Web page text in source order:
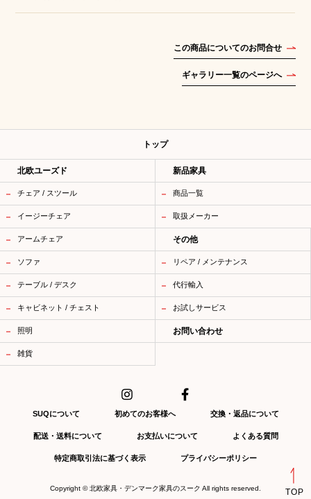
この商品についてのお問合せ
ギャラリー一覧のページへ
トップ
北欧ユーズド
チェア / スツール
イージーチェア
アームチェア
ソファ
テーブル / デスク
キャビネット / チェスト
照明
雑貨
新品家具
商品一覧
取扱メーカー
その他
リペア / メンテナンス
代行輸入
お試しサービス
お問い合わせ
SUQについて 初めてのお客様へ 交換・返品について
配送・送料について お支払いについて よくある質問
特定商取引法に基づく表示 プライバシーポリシー
Copyright ©北欧家具・デンマーク家具のスーク All rights reserved.